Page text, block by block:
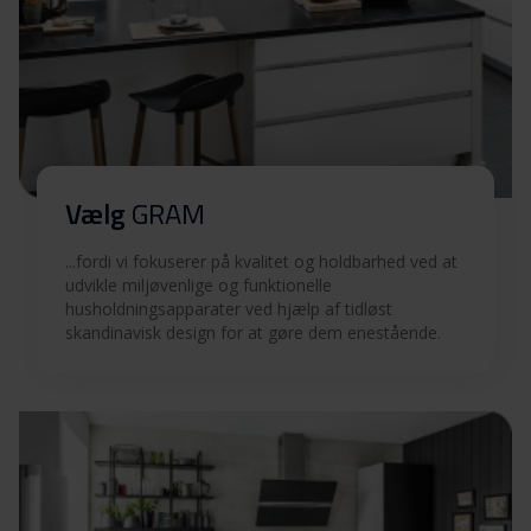
VælgGRAM
...fordi vi fokuserer på kvalitet og holdbarhed ved at
udvikle miljøvenlige og funktionelle
husholdningsapparater ved hjælp af tidløst
skandinavisk design for at gøre dem enestående.